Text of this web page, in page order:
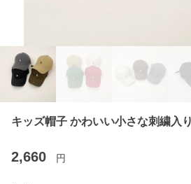
キッズ帽子 かわいい小さな刺繍入
2,660 円